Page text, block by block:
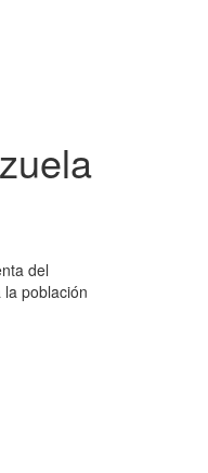
del
población